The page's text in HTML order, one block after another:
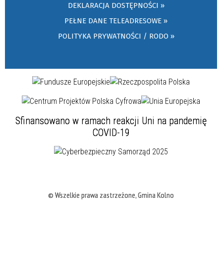
DEKLARACJA DOSTĘPNOŚCI »
PEŁNE DANE TELEADRESOWE »
POLITYKA PRYWATNOŚCI / RODO »
Sfinansowano w ramach reakcji Uni na pandemię
COVID-19
© Wszelkie prawa zastrzeżone, Gmina Kolno